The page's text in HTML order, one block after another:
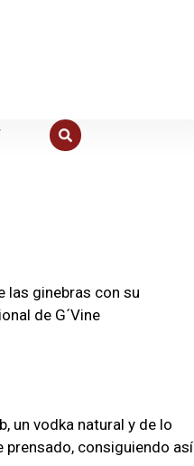
las ginebras con su
de G´Vine
un vodka natural y de lo
prensado, consiguiendo así